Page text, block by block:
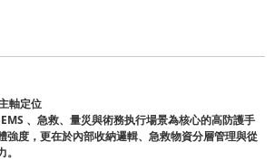
軸定位
EMS 、急救、量災與術務执行場景為核心的高防護手
強度，更在於內部收納邏輯、急救物資分層管理與從